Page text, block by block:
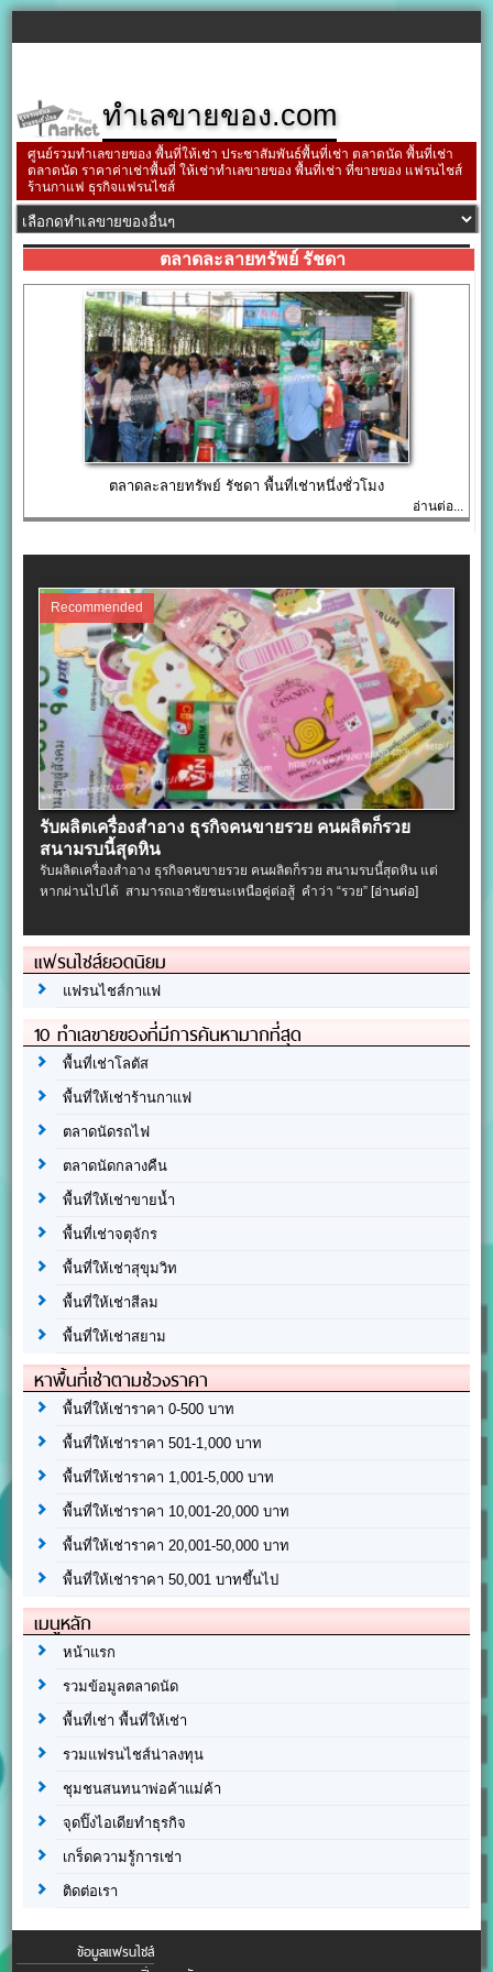
ทำเลขายของ.com
ศูนย์รวมทำเลขายของ พื้นที่ให้เช่า ประชาสัมพันธ์พื้นที่เช่า ตลาดนัด พื้นที่เช่า
ตลาดนัด ราคาค่าเช่าพื้นที่ ให้เช่าทำเลขายของ พื้นที่เช่า ที่ขายของ แฟรนไชส์
ร้านกาแฟ ธุรกิจแฟรนไชส์
ตลาดละลายทรัพย์ รัชดา
ตลาดละลายทรัพย์ รัชดา พื้นที่เช่าหนึ่งชั่วโมง
อ่านต่อ...
Recommended
รับผลิตเครื่องสําอาง ธุรกิจคนขายรวย คนผลิตก็รวย
สนามรบนี้สุดหิน
รับผลิตเครื่องสําอาง ธุรกิจคนขายรวย คนผลิตก็รวย สนามรบนี้สุดหิน แต่
หากผ่านไปได้ สามารถเอาชัยชนะเหนือคู่ต่อสู้ คำว่า “รวย”[อ่านต่อ]
แฟรนไชส์ยอดนิยม
แฟรนไชส์กาแฟ
10 ทำเลขายของที่มีการค้นหามากที่สุด
พื้นที่เช่าโลตัส
พื้นที่ให้เช่าร้านกาแฟ
ตลาดนัดรถไฟ
ตลาดนัดกลางคืน
พื้นที่ให้เช่าขายน้ำ
พื้นที่เช่าจตุจักร
พื้นที่ให้เช่าสุขุมวิท
พื้นที่ให้เช่าสีลม
พื้นที่ให้เช่าสยาม
หาพื้นที่เช่าตามช่วงราคา
พื้นที่ให้เช่าราคา 0-500 บาท
พื้นที่ให้เช่าราคา 501-1,000 บาท
พื้นที่ให้เช่าราคา 1,001-5,000 บาท
พื้นที่ให้เช่าราคา 10,001-20,000 บาท
พื้นที่ให้เช่าราคา 20,001-50,000 บาท
พื้นที่ให้เช่าราคา 50,001 บาทขึ้นไป
เมนูหลัก
หน้าแรก
รวมข้อมูลตลาดนัด
พื้นที่เช่า พื้นที่ให้เช่า
รวมแฟรนไชส์น่าลงทุน
ชุมชนสนทนาพ่อค้าแม่ค้า
จุดปิ๊งไอเดียทำธุรกิจ
เกร็ดความรู้การเช่า
ติดต่อเรา
ข้อมูลแฟรนไชส์